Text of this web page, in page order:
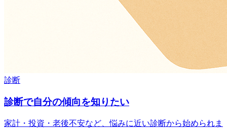
診断
診断で自分の傾向を知りたい
家計・投資・老後不安など、悩みに近い診断から始められま